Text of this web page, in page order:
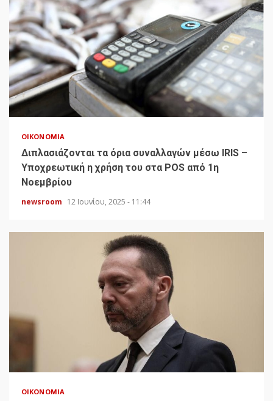
ΟΙΚΟΝΟΜΊΑ
Διπλασιάζονται τα όρια συναλλαγών μέσω IRIS –
Υποχρεωτική η χρήση του στα POS από 1η
Νοεμβρίου
newsroom 12 Ιουνίου, 2025 - 11:44
ΟΙΚΟΝΟΜΊΑ